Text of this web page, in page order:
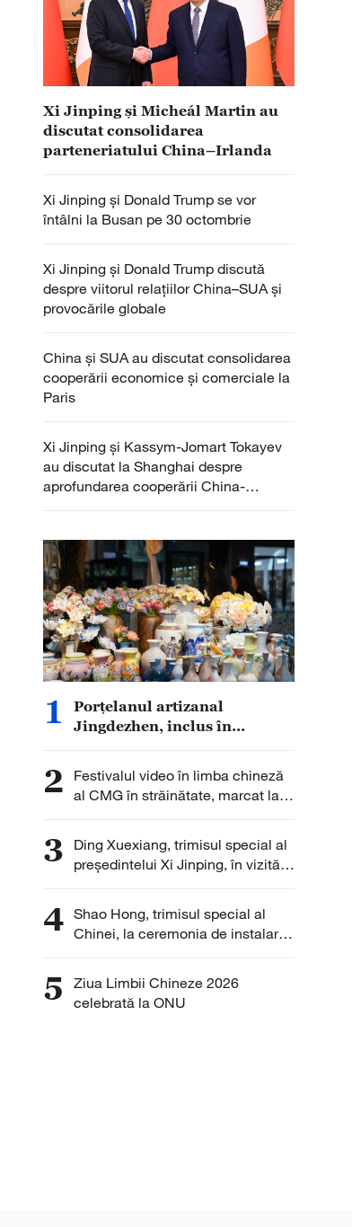
Xi Jinping și Micheál Martin au
discutat consolidarea
parteneriatului China–Irlanda
Xi Jinping și Donald Trump se vor
întâlni la Busan pe 30 octombrie
Xi Jinping și Donald Trump discută
despre viitorul relațiilor China–SUA și
provocările globale
China și SUA au discutat consolidarea
cooperării economice și comerciale la
Paris
Xi Jinping și Kassym-Jomart Tokayev
au discutat la Shanghai despre
aprofundarea cooperării China-
Kazahstan
1
Porțelanul artizanal
Jingdezhen, inclus în
2
Festivalul video în limba chineză
al CMG în străinătate, marcat la
sediul ONU de la Geneva
3
Ding Xuexiang, trimisul special al
președintelui Xi Jinping, în vizită
în Turkmenistan
4 Shao Hong, trimisul special al
Chinei, la ceremonia de instalare
a președintelui Republicii Congo
5
Ziua Limbii Chineze 2026
celebrată la ONU